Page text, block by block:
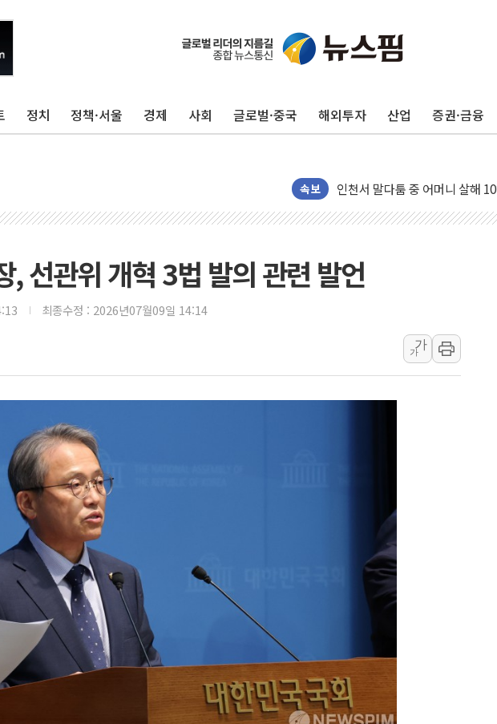
정치 정책·서울 경제 사회 글로벌·중국 해외투자 산업 증권·금융
속보
평택 진위면 공장서 질식사고
포항 블루밸리 국가산단에 '철
[종합] 김민석, 정청래에 누적
김민석, 강원·대구·경북 경선
[속보] 민주, 강원·대구·경북
[속보] 민주, 대구 경선 결과 발
[속보] 민주, 강원 경선 결과 발
최태원, 노소영에 9440억 지급
하나금융, 명동 소상공인에 '행복
여야, 황희 '버스 하우스' 공방
, 선관위 개혁 3법 발의 관련 발언
최종수정 : 2026년07월09일 14:14
가
가